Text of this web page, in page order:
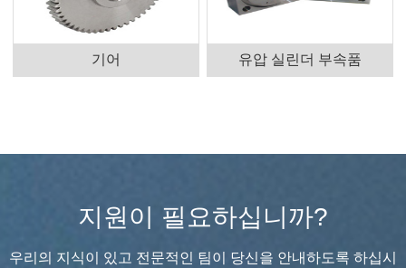
기어 유압 실린더 부속품
지원이 필요하십니까?
우리의 지식이 있고 전문적인 팀이 당신을 안내하도록 하십시